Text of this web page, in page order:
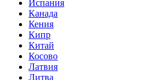
Испания
Канада
Кения
Кипр
Китай
Косово
Латвия
Литва